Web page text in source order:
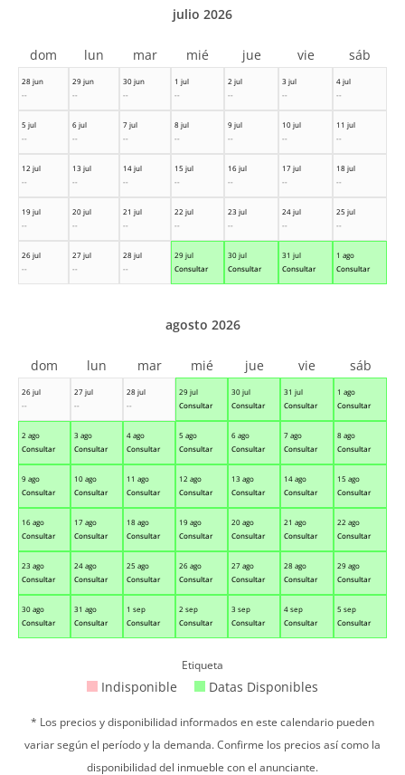
28 jun
--
29 jun
--
30 jun
--
1 jul
--
2 jul
--
3 jul
--
4 jul
--
5 jul
--
6 jul
--
7 jul
--
8 jul
--
9 jul
--
10 jul
--
11 jul
--
12 jul
--
13 jul
--
14 jul
--
15 jul
--
16 jul
--
17 jul
--
18 jul
--
19 jul
--
20 jul
--
21 jul
--
22 jul
--
23 jul
--
24 jul
--
25 jul
--
26 jul
--
27 jul
--
28 jul
--
29 jul
Consultar
30 jul
Consultar
31 jul
Consultar
1 ago
Consultar
julio 2026
dom lun mar mié jue vie sáb
26 jul
--
27 jul
--
28 jul
--
29 jul
Consultar
30 jul
Consultar
31 jul
Consultar
1 ago
Consultar
2 ago
Consultar
3 ago
Consultar
4 ago
Consultar
5 ago
Consultar
6 ago
Consultar
7 ago
Consultar
8 ago
Consultar
9 ago
Consultar
10 ago
Consultar
11 ago
Consultar
12 ago
Consultar
13 ago
Consultar
14 ago
Consultar
15 ago
Consultar
16 ago
Consultar
17 ago
Consultar
18 ago
Consultar
19 ago
Consultar
20 ago
Consultar
21 ago
Consultar
22 ago
Consultar
23 ago
Consultar
24 ago
Consultar
25 ago
Consultar
26 ago
Consultar
27 ago
Consultar
28 ago
Consultar
29 ago
Consultar
30 ago
Consultar
31 ago
Consultar
1 sep
Consultar
2 sep
Consultar
3 sep
Consultar
4 sep
Consultar
5 sep
Consultar
agosto 2026
dom lun mar mié jue vie sáb
Etiqueta
Indisponible Datas Disponibles
* Los precios y disponibilidad informados en este calendario pueden
variar según el período y la demanda. Confirme los precios así como la
disponibilidad del inmueble con el anunciante.